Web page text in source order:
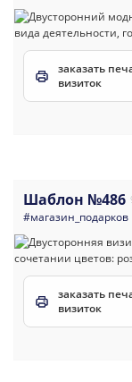
заказать
визиток
Шаблон №486
#магазин_подарков
заказать
визиток